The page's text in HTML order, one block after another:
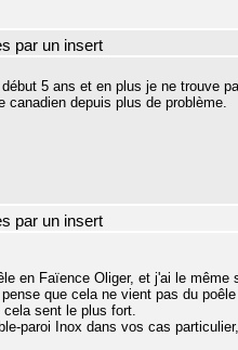
par un insert
5 ans et en plus je ne trouve
canadien depuis plus de problème.
par un insert
en Faïence Oliger, et j'ai le même
que cela ne vient pas du
sent le plus fort.
paroi Inox dans vos cas